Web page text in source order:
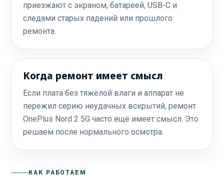
приезжают с экраном, батареей, USB-C и
следами старых падений или прошлого
ремонта.
Когда ремонт имеет смысл
Если плата без тяжёлой влаги и аппарат не
пережил серию неудачных вскрытий, ремонт
OnePlus Nord 2 5G часто ещё имеет смысл. Это
решаем после нормального осмотра.
КАК РАБОТАЕМ